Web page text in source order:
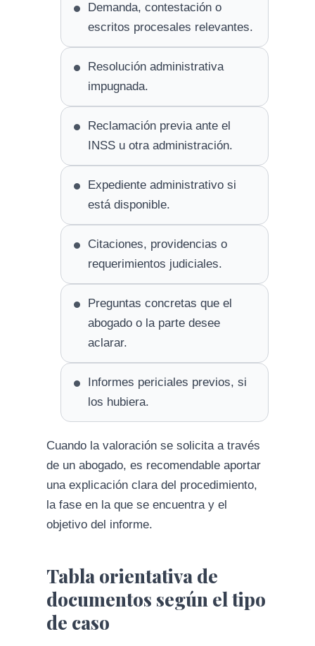
Demanda, contestación o
escritos procesales relevantes.
Resolución administrativa
impugnada.
Reclamación previa ante el
INSS u otra administración.
Expediente administrativo si
está disponible.
Citaciones, providencias o
requerimientos judiciales.
Preguntas concretas que el
abogado o la parte desee
aclarar.
Informes periciales previos, si
los hubiera.
Cuando la valoración se solicita a través
de un abogado, es recomendable aportar
una explicación clara del procedimiento,
la fase en la que se encuentra y el
objetivo del informe.
Tabla orientativa de
documentos según el tipo
de caso